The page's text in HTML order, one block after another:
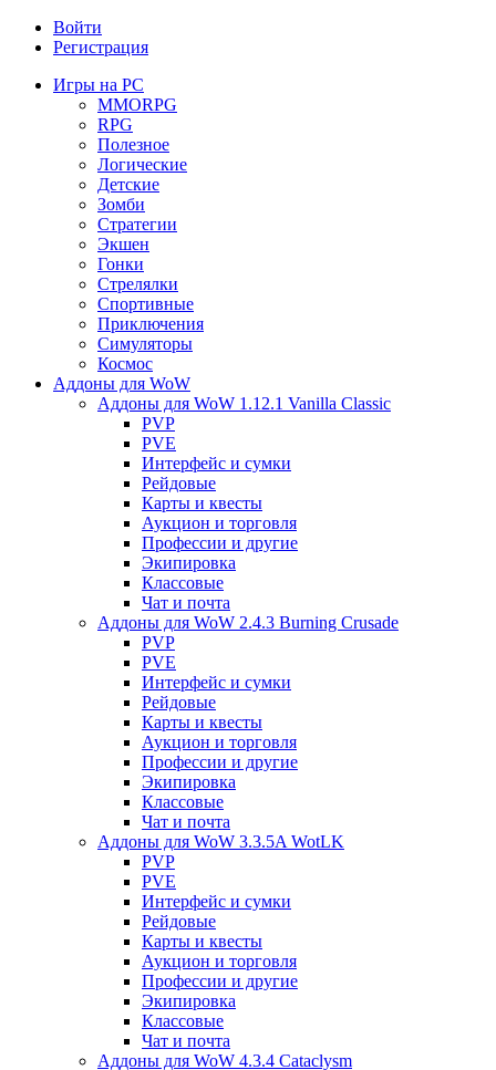
Войти
Регистрация
Игры на PC
MMORPG
RPG
Полезное
Логические
Детские
Зомби
Стратегии
Экшен
Гонки
Стрелялки
Спортивные
Приключения
Симуляторы
Космос
Аддоны для WoW
Аддоны для WoW 1.12.1 Vanilla Classic
PVP
PVE
Интерфейс и сумки
Рейдовые
Карты и квесты
Аукцион и торговля
Профессии и другие
Экипировка
Классовые
Чат и почта
Аддоны для WoW 2.4.3 Burning Crusade
PVP
PVE
Интерфейс и сумки
Рейдовые
Карты и квесты
Аукцион и торговля
Профессии и другие
Экипировка
Классовые
Чат и почта
Аддоны для WoW 3.3.5A WotLK
PVP
PVE
Интерфейс и сумки
Рейдовые
Карты и квесты
Аукцион и торговля
Профессии и другие
Экипировка
Классовые
Чат и почта
Аддоны для WoW 4.3.4 Cataclysm